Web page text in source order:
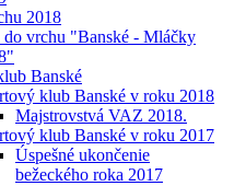
2018
do vrchu "Banské - Mláčky
Banské
klub Banské v roku 2018
Majstrovstvá VAZ 2018.
klub Banské v roku 2017
Úspešné ukončenie
bežeckého roka 2017